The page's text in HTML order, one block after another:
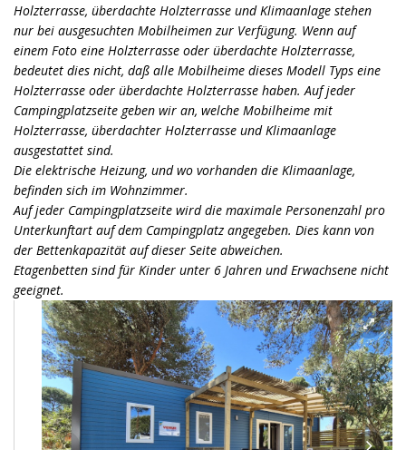
Holzterrasse, überdachte Holzterrasse und Klimaanlage stehen
nur bei ausgesuchten Mobilheimen zur Verfügung. Wenn auf
einem Foto eine Holzterrasse oder überdachte Holzterrasse,
bedeutet dies nicht, daß alle Mobilheime dieses Modell Typs eine
Holzterrasse oder überdachte Holzterrasse haben. Auf jeder
Campingplatzseite geben wir an, welche Mobilheime mit
Holzterrasse, überdachter Holzterrasse und Klimaanlage
ausgestattet sind.
Die elektrische Heizung, und wo vorhanden die Klimaanlage,
befinden sich im Wohnzimmer.
Auf jeder Campingplatzseite wird die maximale Personenzahl pro
Unterkunftart auf dem Campingplatz angegeben. Dies kann von
der Bettenkapazität auf dieser Seite abweichen.
Etagenbetten sind für Kinder unter 6 Jahren und Erwachsene nicht
geeignet.